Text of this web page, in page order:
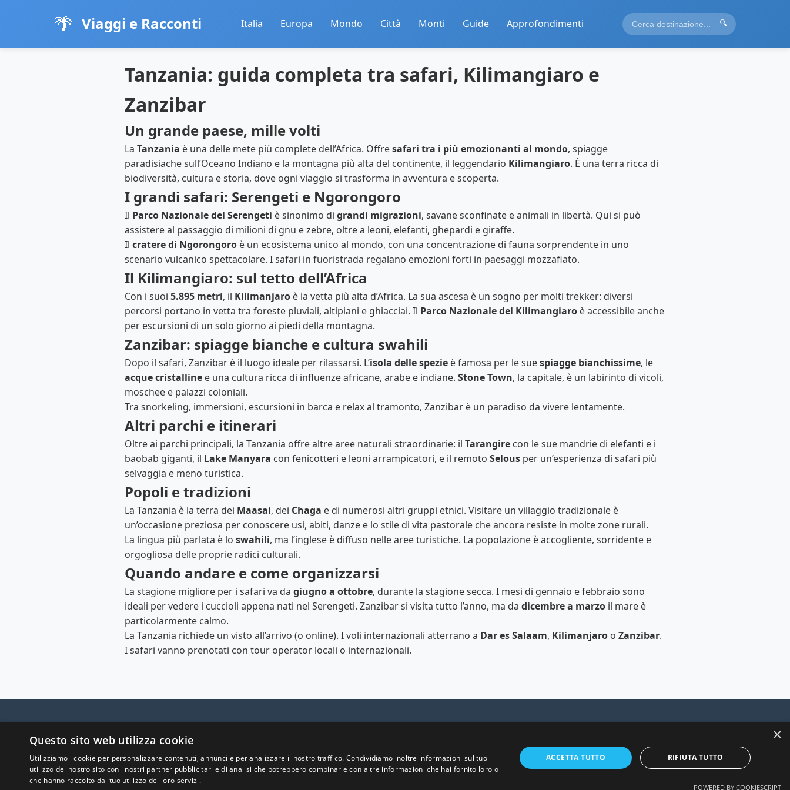
🌴 Viaggi e Racconti Italia Europa Mondo Città Monti Guide Approfondimenti 🔍
Tanzania: guida completa tra safari, Kilimangiaro e
Zanzibar
Un grande paese, mille volti
La Tanzania è una delle mete più complete dell’Africa. Offresafari tra i più emozionanti al mondo, spiagge
paradisiache sull’Oceano Indiano e la montagna più alta del continente, il leggendario Kilimangiaro. È una terra ricca di
biodiversità, cultura e storia, dove ogni viaggio si trasforma in avventura e scoperta.
I grandi safari: Serengeti e Ngorongoro
Il Parco Nazionale del Serengeti è sinonimo di grandi migrazioni, savane sconfinate e animali in libertà. Qui si può
assistere al passaggio di milioni di gnu e zebre, oltre a leoni, elefanti, ghepardi e giraffe.
Il cratere di Ngorongoro è un ecosistema unico al mondo, con una concentrazione di fauna sorprendente in uno
scenario vulcanico spettacolare. I safari in fuoristrada regalano emozioni forti in paesaggi mozzafiato.
Il Kilimangiaro: sul tetto dell’Africa
Con i suoi 5.895 metri, il Kilimanjaro è la vetta più alta d’Africa. La sua ascesa è un sogno per molti trekker: diversi
percorsi portano in vetta tra foreste pluviali, altipiani e ghiacciai. Il Parco Nazionale del Kilimangiaro è accessibile anche
per escursioni di un solo giorno ai piedi della montagna.
Zanzibar: spiagge bianche e cultura swahili
Dopo il safari, Zanzibar è il luogo ideale per rilassarsi. L’isola delle spezie è famosa per le suespiagge bianchissime, le
acque cristalline e una cultura ricca di influenze africane, arabe e indiane. Stone Town, la capitale, è un labirinto di vicoli,
moschee e palazzi coloniali.
Tra snorkeling, immersioni, escursioni in barca e relax al tramonto, Zanzibar è un paradiso da vivere lentamente.
Altri parchi e itinerari
Oltre ai parchi principali, la Tanzania offre altre aree naturali straordinarie: il Tarangire con le sue mandrie di elefanti e i
baobab giganti, il Lake Manyara con fenicotteri e leoni arrampicatori, e il remoto Selous per un’esperienza di safari più
selvaggia e meno turistica.
Popoli e tradizioni
La Tanzania è la terra dei Maasai, dei Chaga e di numerosi altri gruppi etnici. Visitare un villaggio tradizionale è
un’occasione preziosa per conoscere usi, abiti, danze e lo stile di vita pastorale che ancora resiste in molte zone rurali.
La lingua più parlata è lo swahili, ma l’inglese è diffuso nelle aree turistiche. La popolazione è accogliente, sorridente e
orgogliosa delle proprie radici culturali.
Quando andare e come organizzarsi
La stagione migliore per i safari va da giugno a ottobre, durante la stagione secca. I mesi di gennaio e febbraio sono
ideali per vedere i cuccioli appena nati nel Serengeti. Zanzibar si visita tutto l’anno, ma da dicembre a marzo il mare è
particolarmente calmo.
La Tanzania richiede un visto all’arrivo (o online). I voli internazionali atterrano a Dar es Salaam, Kilimanjaro o Zanzibar.
I safari vanno prenotati con tour operator locali o internazionali.
Scopri il mondo con le nostre guide di viaggio complete e aggiornate.
🤖 Chiedi all'AI
×
Questo sito web utilizza cookie
Utilizziamo i cookie per personalizzare contenuti, annunci e per analizzare il nostro traffico. Condividiamo inoltre informazioni sul tuo
utilizzo del nostro sito con i nostri partner pubblicitari e di analisi che potrebbero combinarle con altre informazioni che hai fornito loro o
che hanno raccolto dal tuo utilizzo dei loro servizi.
ACCETTA TUTTO RIFIUTA TUTTO
POWERED BY COOKIESCRIPT